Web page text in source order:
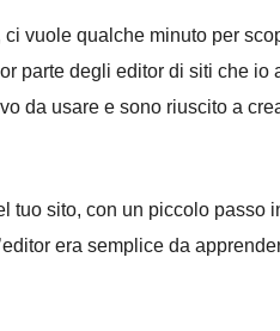
vuole qualche minuto per
parte degli editor di siti che io
da usare e sono riuscito a
tuo sito, con un piccolo passo
era semplice da